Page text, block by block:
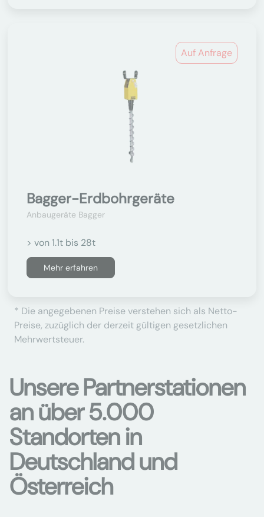
Auf Anfrage
Bagger-Erdbohrgeräte
Anbaugeräte Bagger
> von 1.1t bis 28t
Mehr erfahren
* Die angegebenen Preise verstehen sich als Netto-
Preise, zuzüglich der derzeit gültigen gesetzlichen
Mehrwertsteuer.
Unsere Partnerstationen
an über 5.000
Standorten in
Deutschland und
Österreich